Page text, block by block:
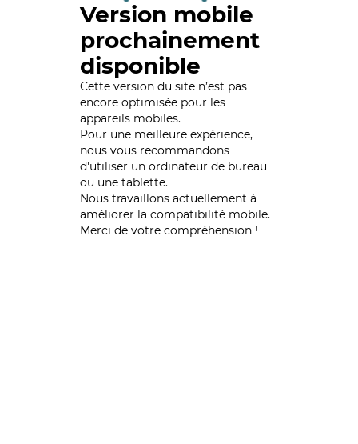
Version mobile
prochainement
disponible
Cette version du site n’est pas
encore optimisée pour les
appareils mobiles.
Pour une meilleure expérience,
nous vous recommandons
d'utiliser un ordinateur de bureau
ou une tablette.
Nous travaillons actuellement à
améliorer la compatibilité mobile.
Merci de votre compréhension !